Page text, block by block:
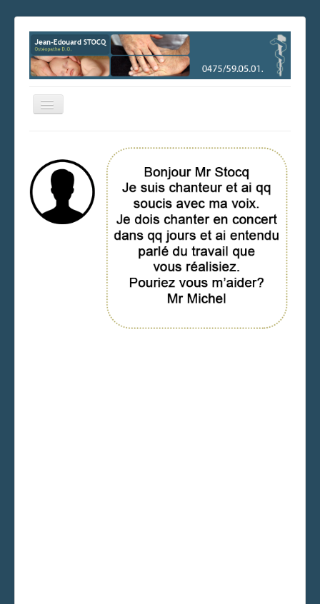
Basculer
la
Consultez les disponibilités et prenez facilement rendez-vous
en ligne !
Prendre rendez-vous
Accueil
Les cabinets